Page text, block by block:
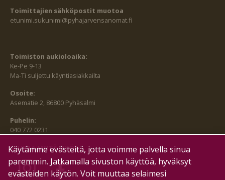
Toimittajien sähköpostit muotoa
etunimi.sukunimi@pyhajarvensanomat.fi
Toimiston aukioloaika:
Ke-Pe 9-13
Ma-Ti suljettu käyntiasiakkailta
Osoite:
Asematie 2, 86800 Pyhäsalmi
Puhelin:
040 772 0231
SEURAA MEITÄ MYÖS:
Käytämme evästeitä, jotta voimme palvella sinua
paremmin. Jatkamalla sivuston käyttöä, hyväksyt
evästeiden käytön. Voit muuttaa selaimesi